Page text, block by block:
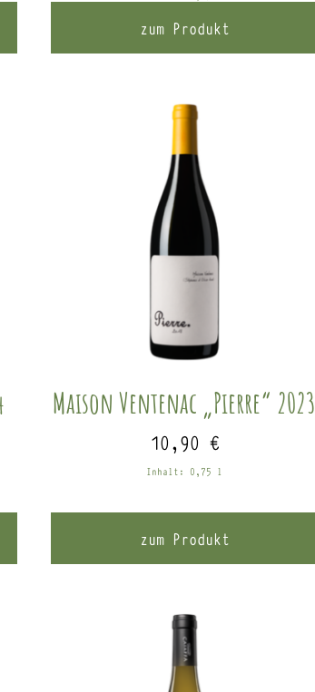
zum Produkt
Maison Ventenac „Pierre“ 2023
10,90 €
Inhalt: 0,75 l
zum Produkt